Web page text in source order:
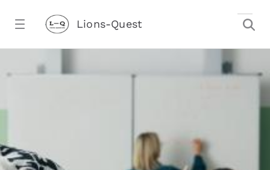
Lions-Quest